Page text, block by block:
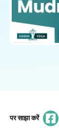
पर साझा करें